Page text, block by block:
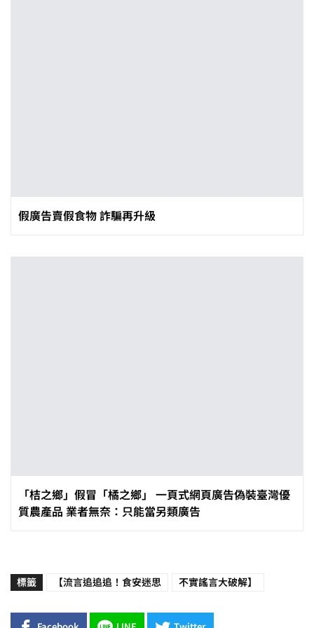
假廣告賣假食物 詐騙再升級
「桔之鄉」假冒「橘之鄉」 一頁式網頁廣告偽裝臺灣優
質農產品 業者無奈：只能當另類廣告
標籤 【流言追追追！食安迷思 不實謠言大破解】